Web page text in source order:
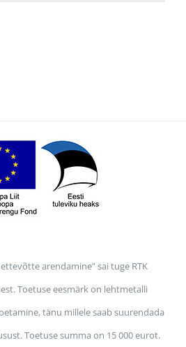
arendamine” sai tuge RTK
Toetuse eesmärk on lehtmetalli
tänu millele saab suurendada
Toetuse summa on 15 000 eurot.